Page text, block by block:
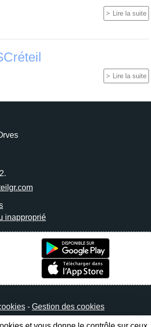
Lire la suite
Lire la suite
inapproprié
Gestion des cookies